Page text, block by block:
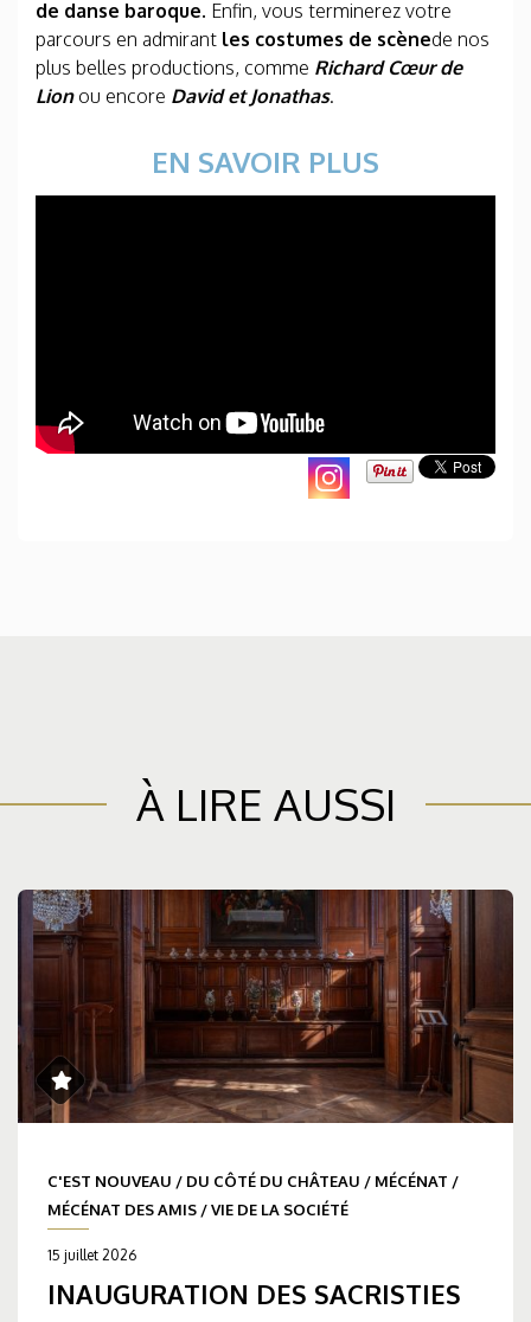
de danse baroque. Enfin, vous terminerez votre
parcours en admirant les costumes de scènede nos
plus belles productions, comme Richard Cœur de
Lionou encore David et Jonathas.
EN SAVOIR PLUS
À LIRE AUSSI
C'EST NOUVEAU / DU CÔTÉ DU CHÂTEAU / MÉCÉNAT /
MÉCÉNAT DES AMIS /VIE DE LA SOCIÉTÉ
15 juillet 2026
INAUGURATION DES SACRISTIES